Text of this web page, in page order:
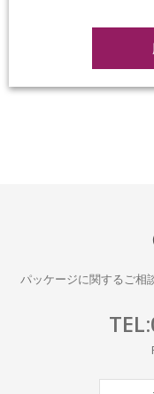
パッケージに関するご相